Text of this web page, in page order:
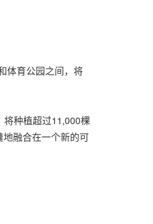
体育公园之间，将
种植超过11,000棵
融合在一个新的可